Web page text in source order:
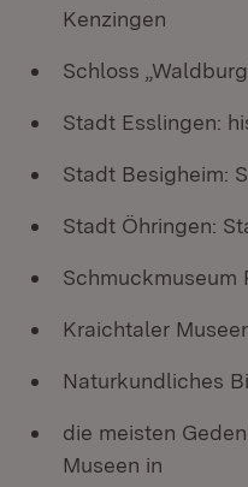
Kenzingen
Schloss
Stadt Esslingen:
Stadt Besigheim:
Stadt Öhringen:
Schmuckmuseum
Kraichtaler
Naturkundliches
die meisten
Museen in